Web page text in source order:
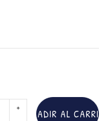
AÑADIR AL